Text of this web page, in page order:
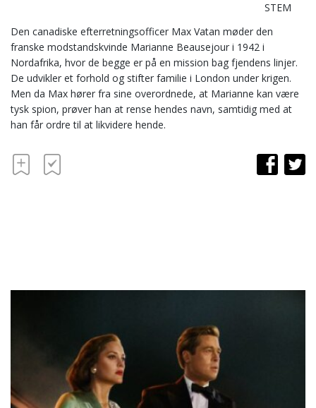
STEM
Den canadiske efterretningsofficer Max Vatan møder den
franske modstandskvinde Marianne Beausejour i 1942 i
Nordafrika, hvor de begge er på en mission bag fjendens linjer.
De udvikler et forhold og stifter familie i London under krigen.
Men da Max hører fra sine overordnede, at Marianne kan være
tysk spion, prøver han at rense hendes navn, samtidig med at
han får ordre til at likvidere hende.